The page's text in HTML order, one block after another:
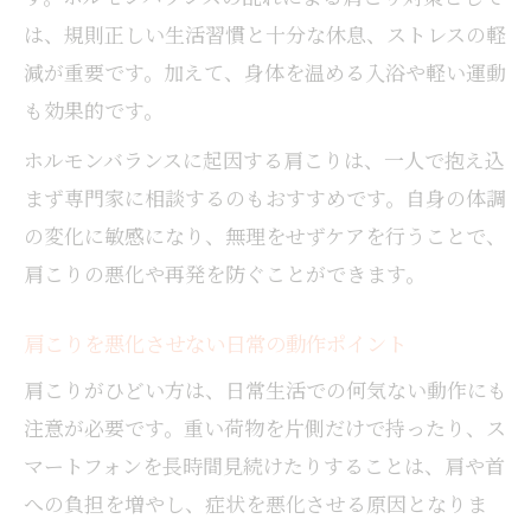
は、規則正しい生活習慣と十分な休息、ストレスの軽
減が重要です。加えて、身体を温める入浴や軽い運動
も効果的です。
ホルモンバランスに起因する肩こりは、一人で抱え込
まず専門家に相談するのもおすすめです。自身の体調
の変化に敏感になり、無理をせずケアを行うことで、
肩こりの悪化や再発を防ぐことができます。
肩こりを悪化させない日常の動作ポイント
肩こりがひどい方は、日常生活での何気ない動作にも
注意が必要です。重い荷物を片側だけで持ったり、ス
マートフォンを長時間見続けたりすることは、肩や首
への負担を増やし、症状を悪化させる原因となりま